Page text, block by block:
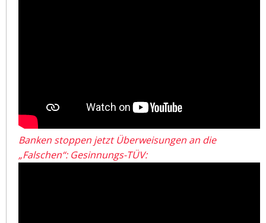
Banken stoppen jetzt Überweisungen an die
„Falschen“: Gesinnungs-TÜV: